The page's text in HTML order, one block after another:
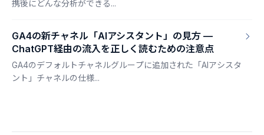
携後にどんな分析ができる...
GA4の新チャネル「AIアシスタント」の見方 —
ChatGPT経由の流入を正しく読むための注意点
GA4のデフォルトチャネルグループに追加された「AIアシスタ
ント」チャネルの仕様...